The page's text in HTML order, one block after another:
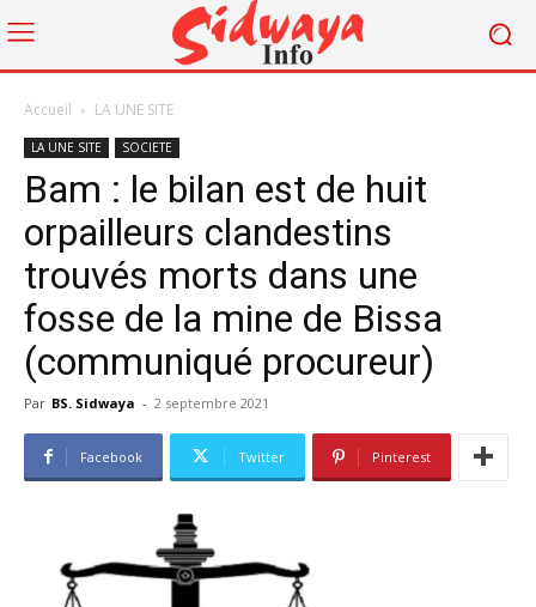
Accueil LA UNE SITE
LA UNE SITE SOCIETE
Bam : le bilan est de huit
orpailleurs clandestins
trouvés morts dans une
fosse de la mine de Bissa
(communiqué procureur)
Par BS. Sidwaya - 2 septembre 2021
Facebook Twitter Pinterest